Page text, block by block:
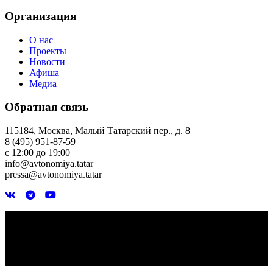
Организация
О нас
Проекты
Новости
Афиша
Медиа
Обратная связь
115184, Москва, Малый Татарский пер., д. 8
8 (495) 951-87-59
с 12:00 до 19:00
info@avtonomiya.tatar
pressa@avtonomiya.tatar